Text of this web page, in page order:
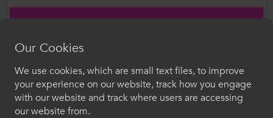
Bydd y cynrychiolwyr hefyd yn clywed ganDai
Durbridge
Diogelu Broffesiynol ac yn ddiweddarach yn
traddodi sesiwn ymarferol o'r enw Paratowch ar
gyfer y Llys.
Croeso i ColegauCymru
Dewiswch eich iaith. Trwy ddefnyddio'r safle we
Our Cookies
We use cookies, which are small text files, to improve
your experience on our website, track how you engage
with our website and track where users are accessing
our website from.